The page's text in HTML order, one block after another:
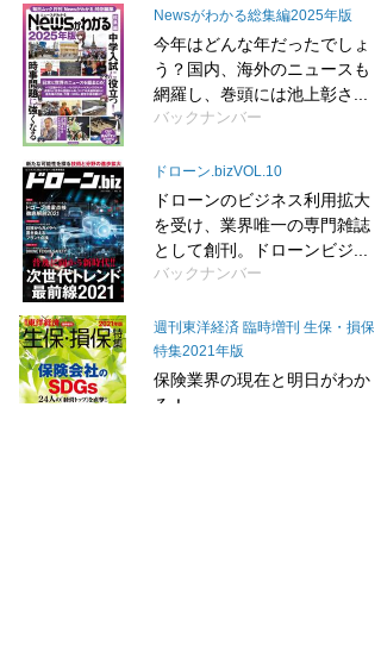
Newsがわかる総集編2025年版
今年はどんな年だったでしょ
う？国内、海外のニュースも
網羅し、巻頭には池上彰さ...
バックナンバー
ドローン.bizVOL.10
ドローンのビジネス利用拡大
を受け、業界唯一の専門雑誌
として創刊。ドローンビジ...
バックナンバー
週刊東洋経済 臨時増刊 生保・損保
特集2021年版
保険業界の現在と明日がわか
る！